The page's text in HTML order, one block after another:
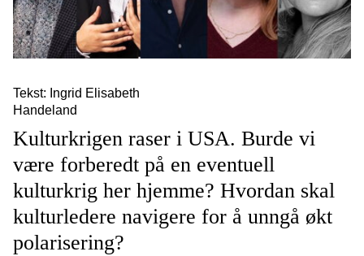
Tekst: Ingrid Elisabeth
Handeland
Kulturkrigen raser i USA. Burde vi
være forberedt på en eventuell
kulturkrig her hjemme? Hvordan skal
kulturledere navigere for å unngå økt
polarisering?